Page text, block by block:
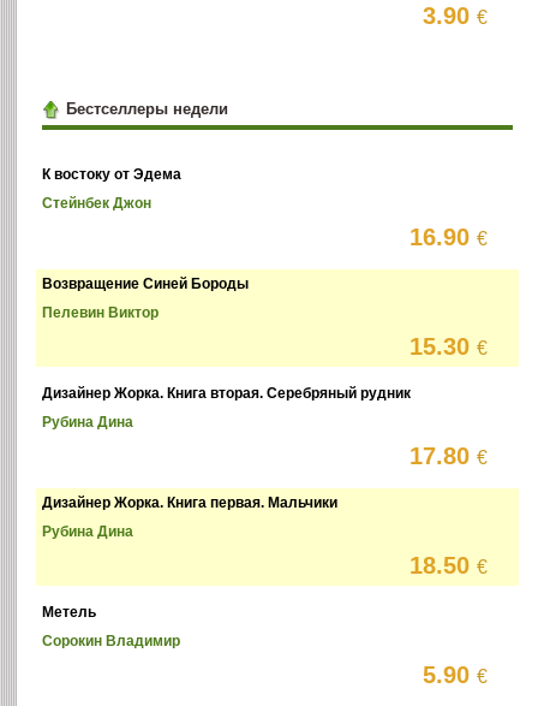
3.90€
Бестселлеры недели
К востоку от Эдема
Стейнбек Джон
16.90€
Возвращение Синей Бороды
Пелевин Виктор
15.30€
Дизайнер Жорка. Книга вторая. Серебряный рудник
Рубина Дина
17.80€
Дизайнер Жорка. Книга первая. Мальчики
Рубина Дина
18.50€
Метель
Сорокин Владимир
5.90€